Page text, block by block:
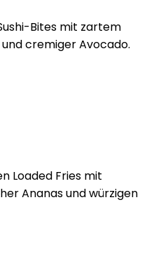
Bites mit zartem
cremiger Avocado.
Loaded Fries mit
Ananas und würzigen